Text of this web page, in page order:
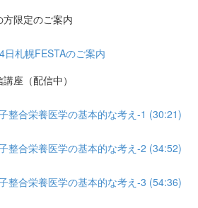
限定のご案内
札幌FESTAのご案内
座（配信中）
整合栄養医学の基本的な考え-1 (30:21)
整合栄養医学の基本的な考え-2 (34:52)
整合栄養医学の基本的な考え-3 (54:36)